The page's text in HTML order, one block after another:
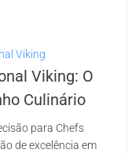
Viking
Viking: O
Culinário
para Chefs
de excelência em